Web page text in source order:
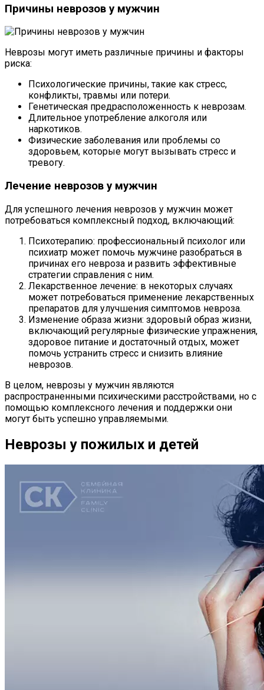
Причины неврозов у мужчин
Неврозы могут иметь различные причины и факторы
риска:
Психологические причины, такие как стресс,
конфликты, травмы или потери.
Генетическая предрасположенность к неврозам.
Длительное употребление алкоголя или
наркотиков.
Физические заболевания или проблемы со
здоровьем, которые могут вызывать стресс и
тревогу.
Лечение неврозов у мужчин
Для успешного лечения неврозов у мужчин может
потребоваться комплексный подход, включающий:
Психотерапию: профессиональный психолог или
психиатр может помочь мужчине разобраться в
причинах его невроза и развить эффективные
стратегии справления с ним.
Лекарственное лечение: в некоторых случаях
может потребоваться применение лекарственных
препаратов для улучшения симптомов невроза.
Изменение образа жизни: здоровый образ жизни,
включающий регулярные физические упражнения,
здоровое питание и достаточный отдых, может
помочь устранить стресс и снизить влияние
неврозов.
В целом, неврозы у мужчин являются
распространенными психическими расстройствами, но с
помощью комплексного лечения и поддержки они
могут быть успешно управляемыми.
Неврозы у пожилых и детей